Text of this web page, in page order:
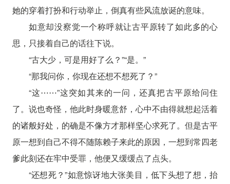
她的穿着打扮和行动举止，倒真有些风流放诞的意味。
如意却没察觉一个称呼就让古平原转了如此多的心
思，只接着自己的话往下说。
“古大少，可是用好了么？”“是。”
“那我问你，你现在还想不想死了？”
“这⋯⋯”这突如其来的一问，还真把古平原给问住
了。说也奇怪，他此时身暖意舒，心中不由得就想起活着
的诸般好处，的确是不像方才那样坚心求死了。但是古平
原一想到自己不得不随陈赖子来此的原因，一想到常四老
爹此刻还在牢中受罪，他便又缓缓点了点头。
“还想死？”如意惊讶地大张美目，低下头想了想，抬